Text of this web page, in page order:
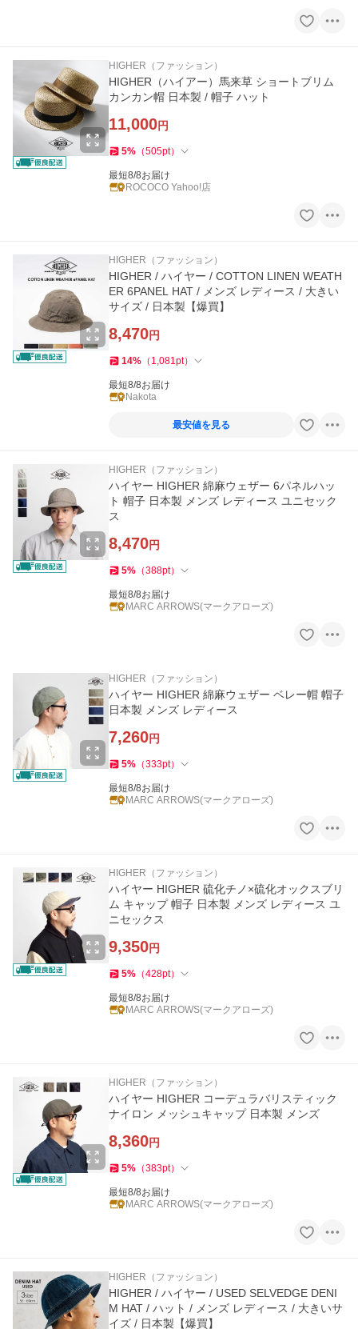
HIGHER（ファッション）
HIGHER（ハイアー）馬来草 ショートブリム
カンカン帽 日本製 / 帽子 ハット
11,000円
5% （505pt）
最短8/8お届け
ROCOCO Yahoo!店
HIGHER（ファッション）
HIGHER / ハイヤー / COTTON LINEN WEATH
ER 6PANEL HAT / メンズ レディース / 大きい
サイズ / 日本製【爆買】
8,470円
14% （ 1,081pt）
最短8/8お届け
Nakota
最安値を見る
HIGHER（ファッション）
ハイヤー HIGHER 綿麻ウェザー 6パネルハッ
ト 帽子 日本製 メンズ レディース ユニセック
ス
8,470円
5% （388pt）
最短8/8お届け
MARC ARROWS(マークアローズ)
HIGHER（ファッション）
ハイヤー HIGHER 綿麻ウェザー ベレー帽 帽子
日本製 メンズ レディース
7,260円
5% （333pt）
最短8/8お届け
MARC ARROWS(マークアローズ)
HIGHER（ファッション）
ハイヤー HIGHER 硫化チノ×硫化オックスブリ
ム キャップ 帽子 日本製 メンズ レディース ユ
ニセックス
9,350円
5% （428pt）
最短8/8お届け
MARC ARROWS(マークアローズ)
HIGHER（ファッション）
ハイヤー HIGHER コーデュラバリスティック
ナイロン メッシュキャップ 日本製 メンズ
8,360円
5% （383pt）
最短8/8お届け
MARC ARROWS(マークアローズ)
HIGHER（ファッション）
HIGHER / ハイヤー / USED SELVEDGE DENI
M HAT / ハット / メンズ レディース / 大きいサ
イズ / 日本製【爆買】